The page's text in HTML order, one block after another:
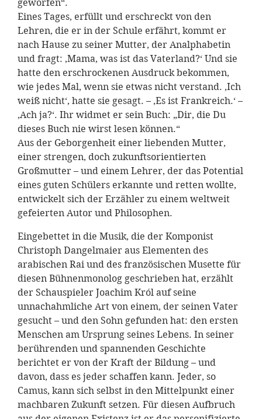
geworfen“.
Eines Tages, erfüllt und erschreckt von den
Lehren, die er in der Schule erfährt, kommt er
nach Hause zu seiner Mutter, der Analphabetin
und fragt: ‚Mama, was ist das Vaterland?‘ Und sie
hatte den erschrockenen Ausdruck bekommen,
wie jedes Mal, wenn sie etwas nicht verstand. ‚Ich
weiß nicht‘, hatte sie gesagt. – ‚Es ist Frankreich.‘ –
‚Ach ja?‘. Ihr widmet er sein Buch: „Dir, die Du
dieses Buch nie wirst lesen können.“
Aus der Geborgenheit einer liebenden Mutter,
einer strengen, doch zukunftsorientierten
Großmutter – und einem Lehrer, der das Potential
eines guten Schülers erkannte und retten wollte,
entwickelt sich der Erzähler zu einem weltweit
gefeierten Autor und Philosophen.
Eingebettet in die Musik, die der Komponist
Christoph Dangelmaier aus Elementen des
arabischen Rai und des französischen Musette für
diesen Bühnenmonolog geschrieben hat, erzählt
der Schauspieler Joachim Król auf seine
unnachahmliche Art von einem, der seinen Vater
gesucht – und den Sohn gefunden hat: den ersten
Menschen am Ursprung seines Lebens. In seiner
berührenden und spannenden Geschichte
berichtet er von der Kraft der Bildung – und
davon, dass es jeder schaffen kann. Jeder, so
Camus, kann sich selbst in den Mittelpunkt einer
machbaren Zukunft setzen. Für diesen Aufbruch